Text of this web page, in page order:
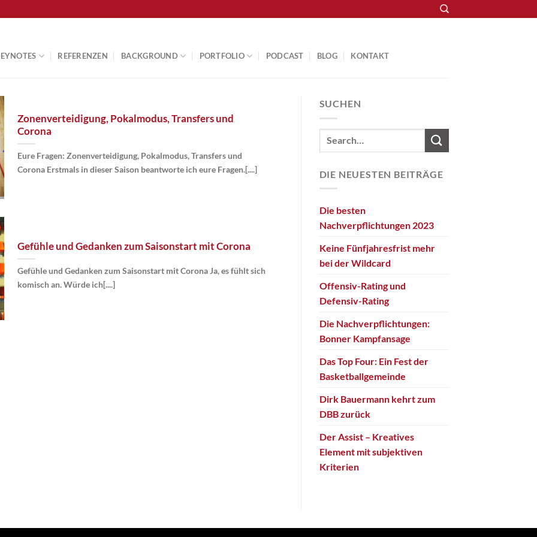
REFERENZEN BACKGROUND PORTFOLIO PODCAST BLOG KONTAKT
Zonenverteidigung, Pokalmodus, Transfers und
Corona
Eure Fragen: Zonenverteidigung, Pokalmodus, Transfers und
Corona Erstmals in dieser Saison beantworte ich eure Fragen.[....]
Gefühle und Gedanken zum Saisonstart mit Corona
Gefühle und Gedanken zum Saisonstart mit Corona Ja, es fühlt sich
komisch an. Würde ich[....]
SUCHEN
DIE NEUESTEN BEITRÄGE
Die besten
Nachverpflichtungen 2023
Keine Fünfjahresfrist mehr
bei der Wildcard
Offensiv-Rating und
Defensiv-Rating
Die Nachverpflichtungen:
Bonner Kampfansage
Das Top Four: Ein Fest der
Basketballgemeinde
Dirk Bauermann kehrt zum
DBB zurück
Der Assist – Kreatives
Element mit subjektiven
Kriterien